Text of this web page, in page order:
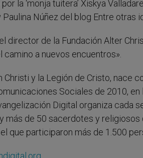
la ‘monja tuitera’ Xiskya
Núñez del blog Entre otras
director de la Fundación Alter
camino a nuevos encuentros».
y la Legión de Cristo, nace
Sociales de 2010, en
Digital organiza cada
de 50 sacerdotes y religiosos
que participaron más de 1.500